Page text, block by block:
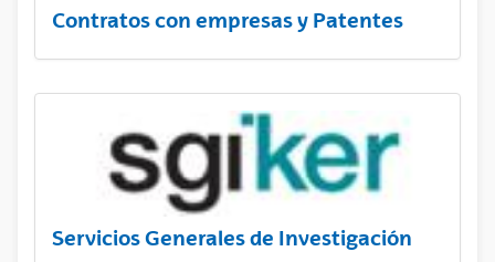
Contratos con empresas y Patentes
Servicios Generales de Investigación